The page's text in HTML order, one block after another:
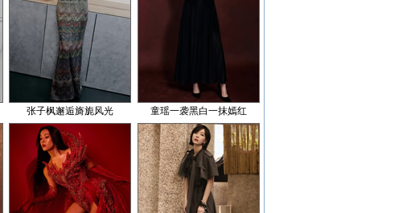
张子枫邂逅旖旎风光 童瑶一袭黑白一抹嫣红